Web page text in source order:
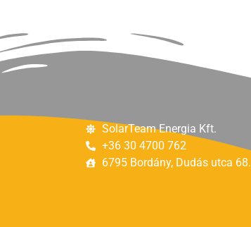
SolarTeam Energia Kft.
+36 30 4700 762
6795 Bordány, Dudás utca 68.